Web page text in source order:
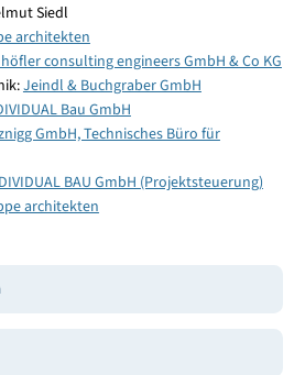
Siedl
architekten
consulting engineers GmbH & Co KG
Jeindl & Buchgraber GmbH
Bau GmbH
GmbH, Technisches Büro für
BAU GmbH (Projektsteuerung)
architekten